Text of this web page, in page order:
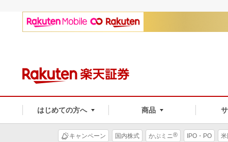
はじめての方へ 商品
キャンペーン 国内株式 かぶミニ® IPO・PO